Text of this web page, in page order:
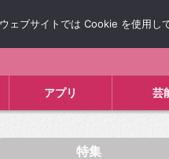
アプリ 芸
特集
ェブサイトでは Cookie を使用